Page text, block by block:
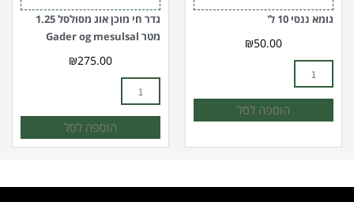
גומא ננסי 10 ל'
₪50.00
הוספה לסל
גדר חי מוכן אוג מסולסל 1.25
מטר Gader og mesulsal
₪275.00
Gader
og
mesulsal
הוספה לסל